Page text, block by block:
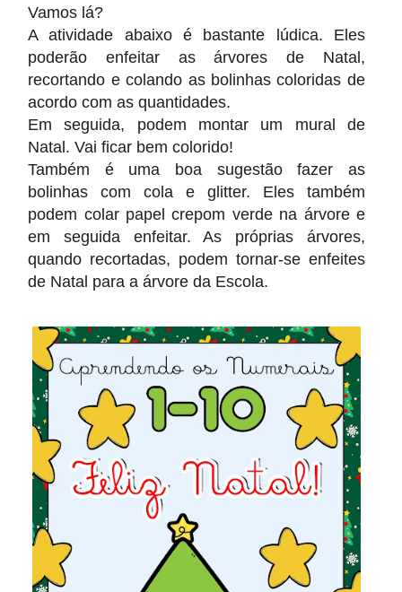
Vamos lá?
A atividade abaixo é bastante lúdica. Eles
poderão enfeitar as árvores de Natal,
recortando e colando as bolinhas coloridas de
acordo com as quantidades.
Em seguida, podem montar um mural de
Natal. Vai ficar bem colorido!
Também é uma boa sugestão fazer as
bolinhas com cola e glitter. Eles também
podem colar papel crepom verde na árvore e
em seguida enfeitar. As próprias árvores,
quando recortadas, podem tornar-se enfeites
de Natal para a árvore da Escola.